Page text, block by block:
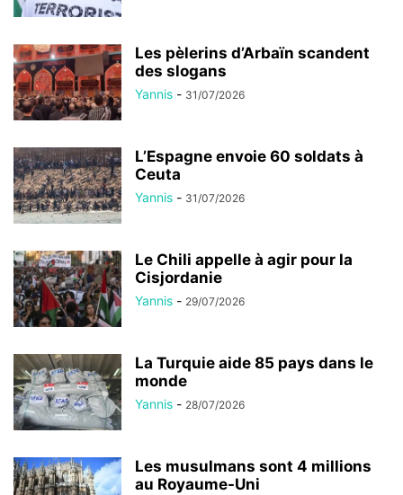
Les pèlerins d’Arbaïn scandent
des slogans
Yannis - 31/07/2026
L’Espagne envoie 60 soldats à
Ceuta
Yannis - 31/07/2026
Le Chili appelle à agir pour la
Cisjordanie
Yannis - 29/07/2026
La Turquie aide 85 pays dans le
monde
Yannis - 28/07/2026
Les musulmans sont 4 millions
au Royaume-Uni